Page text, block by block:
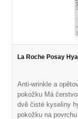
La Roche Posay
Anti-wrinkle a
pokožku Má
dvě čisté kyseliny
pokožku na